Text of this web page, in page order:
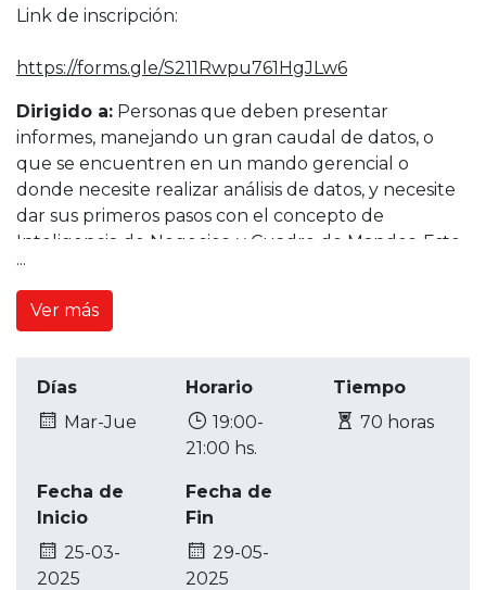
Link de inscripción:
https://forms.gle/S211Rwpu761HgJLw6
Dirigido a: Personas que deben presentar
informes, manejando un gran caudal de datos, o
que se encuentren en un mando gerencial o
donde necesite realizar análisis de datos, y necesite
dar sus primeros pasos con el concepto de
Inteligencia de Negocios, y Cuadro de Mandos. Este
curso es ideal como ante sala a las Soluciones
BUSINESS INTELLIGENCE.
...
Ver más
Días
Mar-Jue
Horario
19:00-
21:00 hs.
Tiempo
70 horas
Fecha de
Inicio
25-03-
2025
Fecha de
Fin
29-05-
2025